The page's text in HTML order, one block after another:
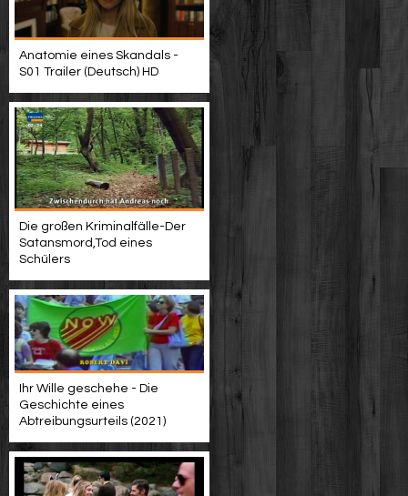
Anatomie eines Skandals -
S01 Trailer (Deutsch) HD
Die großen Kriminalfälle-Der
Satansmord,Tod eines
Schülers
Ihr Wille geschehe - Die
Geschichte eines
Abtreibungsurteils (2021)